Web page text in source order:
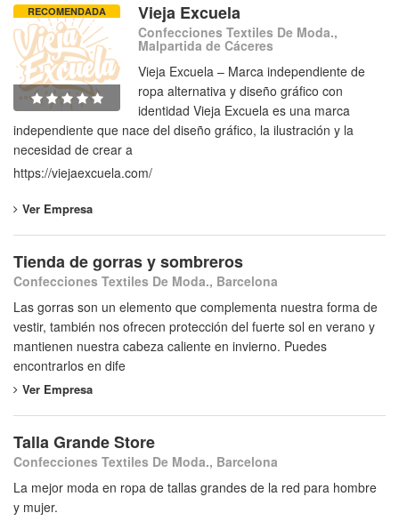
RECOMENDADA Vieja Excuela
Confecciones Textiles De Moda.,
Malpartida de Cáceres
Vieja Excuela – Marca independiente de
ropa alternativa y diseño gráfico con
identidad Vieja Excuela es una marca
independiente que nace del diseño gráfico, la ilustración y la
necesidad de crear a
https://viejaexcuela.com/
Ver Empresa
Tienda de gorras y sombreros
Confecciones Textiles De Moda., Barcelona
Las gorras son un elemento que complementa nuestra forma de
vestir, también nos ofrecen protección del fuerte sol en verano y
mantienen nuestra cabeza caliente en invierno. Puedes
encontrarlos en dife
Ver Empresa
Talla Grande Store
Confecciones Textiles De Moda., Barcelona
La mejor moda en ropa de tallas grandes de la red para hombre
y mujer.